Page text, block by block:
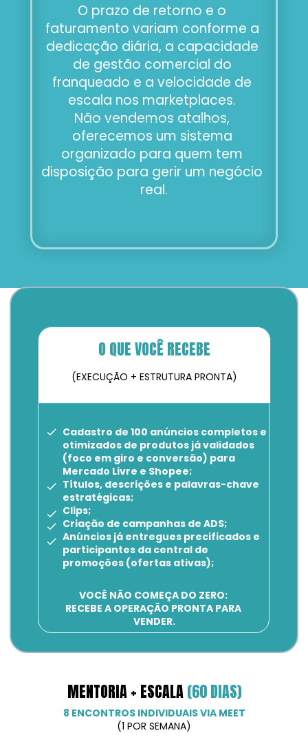
O prazo de retorno e o
faturamento variam conforme a
dedicação diária, a capacidade
de gestão comercial do
franqueado e a velocidade de
escala nos marketplaces.
Não vendemos atalhos,
oferecemos um sistema
organizado para quem tem
disposição para gerir um negócio
real.
MENTORIA + ESCALA (60 DIAS)
O QUE VOCÊ RECEBE
8 ENCONTROS INDIVIDUAIS VIA MEET
(1 POR SEMANA)
(EXECUÇÃO + ESTRUTURA PRONTA)
Cadastro de 100 anúncios completos e
otimizados de produtos já validados
(foco em giro e conversão) para
Mercado Livre e Shopee;
Títulos, descrições e palavras-chave
estratégicas;
Clips;
Criação de campanhas de ADS;
Anúncios já entregues precificados e
participantes da central de
promoções (ofertas ativas);
VOCÊ NÃO COMEÇA DO ZERO:
RECEBE A OPERAÇÃO PRONTA PARA
VENDER.